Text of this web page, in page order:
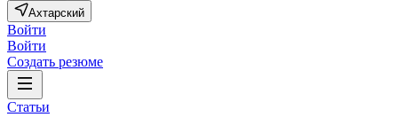
Ахтарский
Войти
Войти
Создать резюме
Статьи